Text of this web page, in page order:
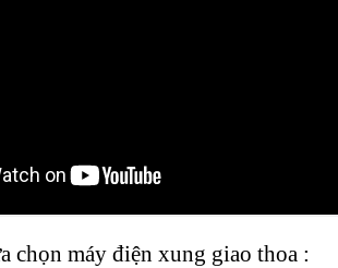
chọn máy điện xung giao thoa :